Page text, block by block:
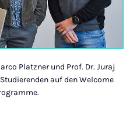
Platzner und Prof. Dr. Juraj
auf den Welcome